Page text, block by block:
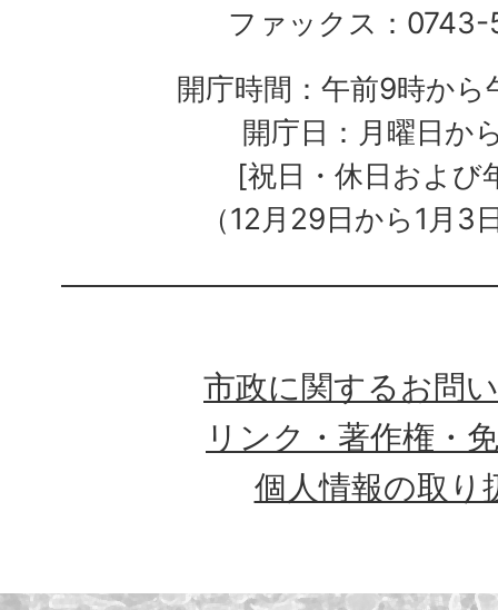
ファックス：
開庁時間：午前9時か
開庁日：月曜日か
[祝日・休日および
（12月29日から1月3
市政に関するお問
リンク・著作権・
個人情報の取り